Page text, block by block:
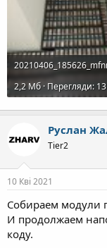
2,2 Mб · Перегляди: 13
Руслан
Tier2
10 Кві 2021
Собираем модули
И продолжаем
коду.